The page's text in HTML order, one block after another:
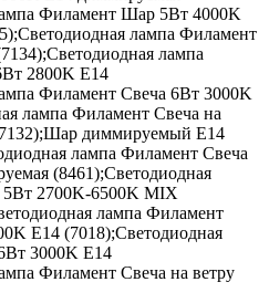
Филамент Шар 5Вт 4000K
лампа Филамент
лампа
2800K E14
Филамент Свеча 6Вт 3000K
лампа Филамент Свеча на
диммируемый Е14
лампа Филамент Свеча
(8461);Светодиодная
5Вт 2700K-6500K MIX
лампа Филамент
E14 (7018);Светодиодная
3000K E14
Филамент Свеча на ветру